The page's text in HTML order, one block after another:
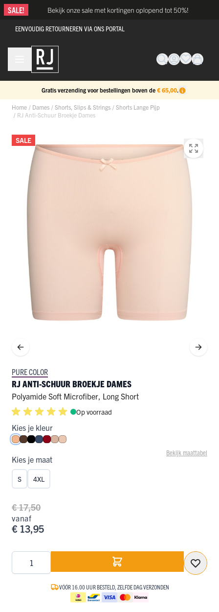
Ga naar de inhoud
SALE! Bekijk onze sale met kortingen oplopend tot 50%!
EENVOUDIG RETOURNEREN VIA ONS PORTAL
Gratis verzending voor bestellingen boven de € 65,00.
Home / Dames / Shorts, Slips & Strings / Shorts Lange Pijp
/ RJ Anti-Schuur Broekje Dames
SALE
PURE COLOR
RJ ANTI-SCHUUR BROEKJE DAMES
Polyamide Soft Microfiber, Long Short
Op voorraad
Kies je kleur
Perzik
Espresso
Zwart
Donkerblauw
Donkerrood
Caffè Latte
Nude
Bekijk maattabel
Kies je maat
S 4XL
€ 17,50
vanaf
€ 13,95
VÓÓR 16.00 UUR BESTELD, ZELFDE DAG VERZONDEN